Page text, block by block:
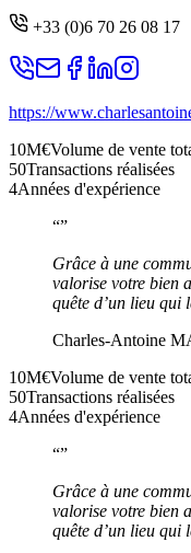
+33 (0)6 70 26 08 17
https://
10M€Volume de vente
50Transactions réalisées
4Années d'expérience
“”
Grâce à une
valorise votre bien
quête d’un lieu qui
Charles-Antoine
10M€Volume de vente
50Transactions réalisées
4Années d'expérience
“”
Grâce à une
valorise votre bien
quête d’un lieu qui